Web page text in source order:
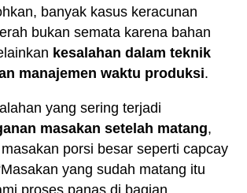
banyak kasus keracunan
bukan semata karena bahan
kesalahan dalam teknik
manajemen waktu produksi.
yang sering terjadi
masakan setelah matang,
porsi besar seperti capcay
yang sudah matang itu
proses panas di bagian